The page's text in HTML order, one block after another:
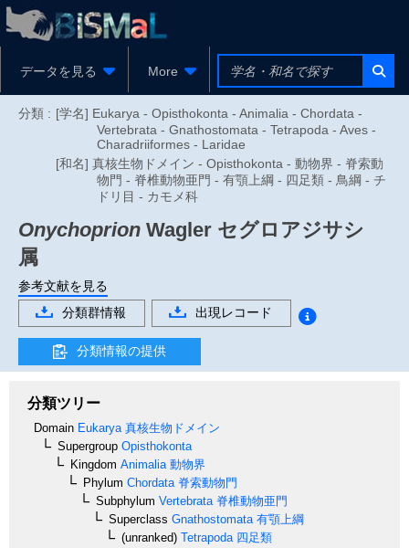
データを見る More
分類 : [学名] Eukarya - Opisthokonta - Animalia - Chordata -
Vertebrata - Gnathostomata - Tetrapoda - Aves -
Charadriiformes - Laridae
[和名] 真核生物ドメイン - Opisthokonta - 動物界 - 脊索動
物門 - 脊椎動物亜門 - 有顎上綱 - 四足類 - 鳥綱 - チ
ドリ目 - カモメ科
Onychoprion Wagler セグロアジサシ
属
参考文献を見る
分類群情報
出現レコード
分類情報の提供
分類ツリー
Domain Eukarya 真核生物ドメイン
Supergroup Opisthokonta
Kingdom Animalia 動物界
Phylum Chordata 脊索動物門
Subphylum Vertebrata 脊椎動物亜門
Superclass Gnathostomata 有顎上綱
(unranked) Tetrapoda 四足類